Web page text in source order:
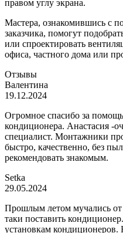
правом углу экрана.
Мастера, ознакомившись с
заказчика, помогут
или спроектировать
офиса, частного дома или
Отзывы
Валентина
19.12.2024
Огромное спасибо за
кондиционера. Анастасия -
специалист. Монтажники
быстро, качественно, без
рекомендовать знакомым.
Setka
29.05.2024
Прошлым летом мучались
таки поставить
установкам